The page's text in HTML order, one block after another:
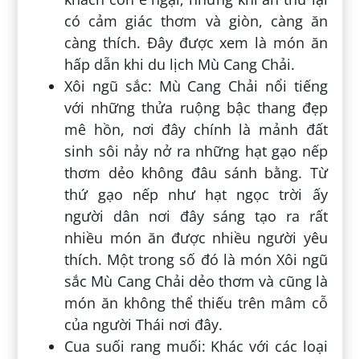
có cảm giác thơm và giòn, càng ăn
càng thích. Đây được xem là món ăn
hấp dẫn khi du lịch Mù Cang Chải.
Xôi ngũ sắc: Mù Cang Chải nổi tiếng
với những thửa ruộng bậc thang đẹp
mê hồn, nơi đây chính là mảnh đất
sinh sôi nảy nở ra những hạt gạo nếp
thơm dẻo không đâu sánh bằng. Từ
thứ gạo nếp như hạt ngọc trời ấy
người dân nơi đây sáng tạo ra rất
nhiều món ăn được nhiều người yêu
thích. Một trong số đó là món Xôi ngũ
sắc Mù Cang Chải dẻo thơm và cũng là
món ăn không thể thiếu trên mâm cỗ
của người Thái nơi đây.
Cua suối rang muối: Khác với các loại